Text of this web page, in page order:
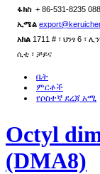
ፋክስ+ 86-531-8235
ኢሜል
አክል 1711 # ፣ ህንፃ 6 ፣
ሲቲ ፣ ቻይና
ቤት
ምርቶች
የሶስተኛ ደረጃ አሚ
Octyl
(DMA8)